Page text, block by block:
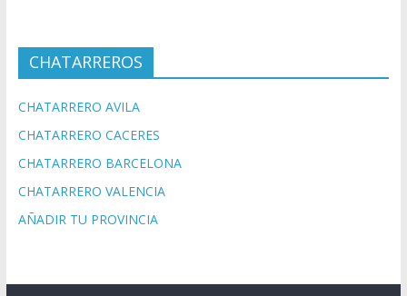
CHATARREROS
CHATARRERO AVILA
CHATARRERO CACERES
CHATARRERO BARCELONA
CHATARRERO VALENCIA
AÑADIR TU PROVINCIA